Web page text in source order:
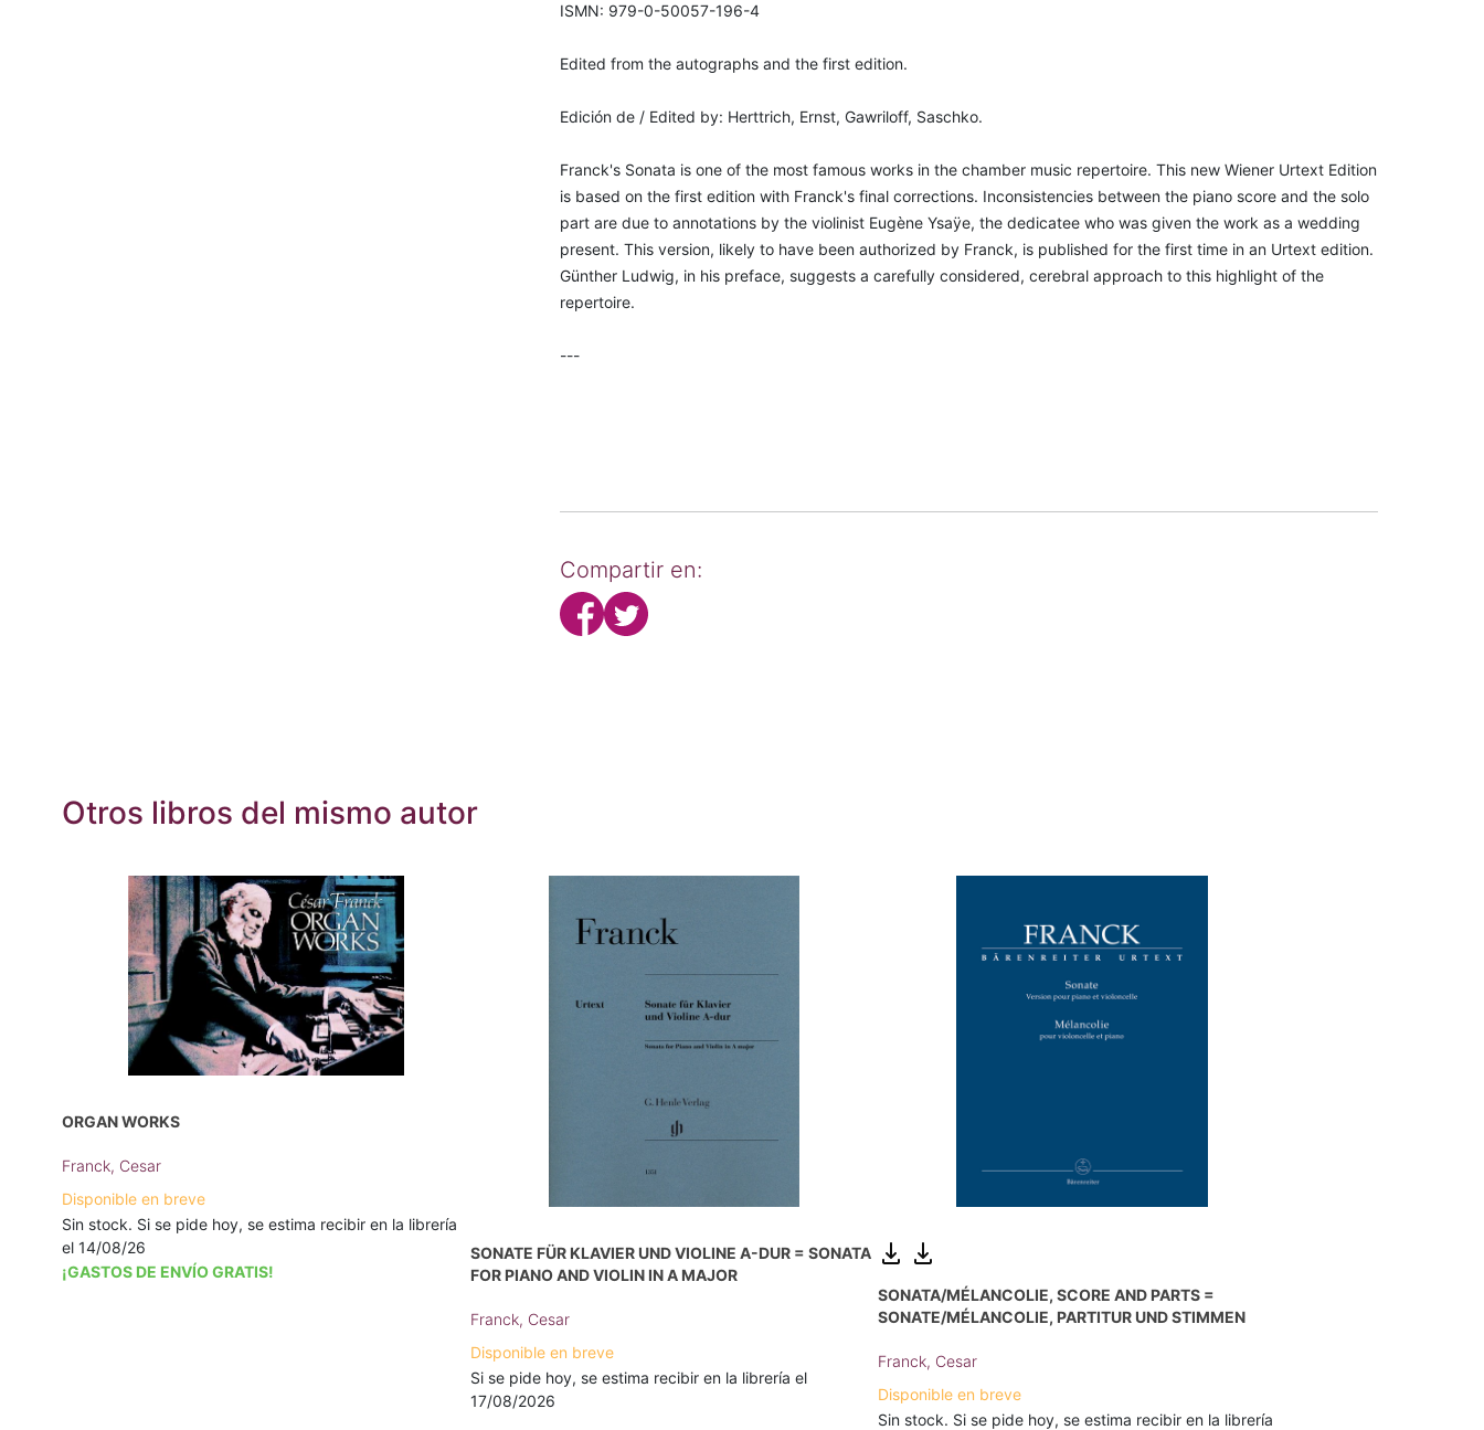
ISMN: 979-0-50057-196-4
Edited from the autographs and the first edition.
Edición de / Edited by: Herttrich, Ernst, Gawriloff, Saschko.
Franck's Sonata is one of the most famous works in the chamber music repertoire. This new Wiener Urtext Edition
is based on the first edition with Franck's final corrections. Inconsistencies between the piano score and the solo
part are due to annotations by the violinist Eugène Ysaÿe, the dedicatee who was given the work as a wedding
present. This version, likely to have been authorized by Franck, is published for the first time in an Urtext edition.
Günther Ludwig, in his preface, suggests a carefully considered, cerebral approach to this highlight of the
repertoire.
---
Compartir en:
Otros libros del mismo autor
ORGAN WORKS
Franck, Cesar
Disponible en breve
Sin stock. Si se pide hoy, se estima recibir en la librería
el 14/08/26
¡GASTOS DE ENVÍO GRATIS!
SONATE FÜR KLAVIER UND VIOLINE A-DUR = SONATA
FOR PIANO AND VIOLIN IN A MAJOR
Franck, Cesar
Disponible en breve
Si se pide hoy, se estima recibir en la librería el
17/08/2026
SONATA/MÉLANCOLIE, SCORE AND PARTS =
SONATE/MÉLANCOLIE, PARTITUR UND STIMMEN
Franck, Cesar
Disponible en breve
Sin stock. Si se pide hoy, se estima recibir en la librería